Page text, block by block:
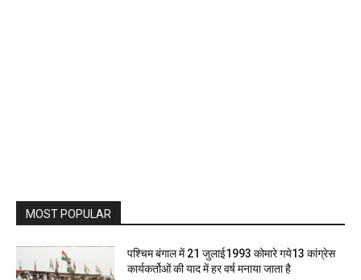
MOST POPULAR
पश्चिम बंगाल में 21 जुलाई1993 कोमारे गये13 कांग्रेस
कार्यकर्तोओं की याद में हर वर्ष मनाया जाता है